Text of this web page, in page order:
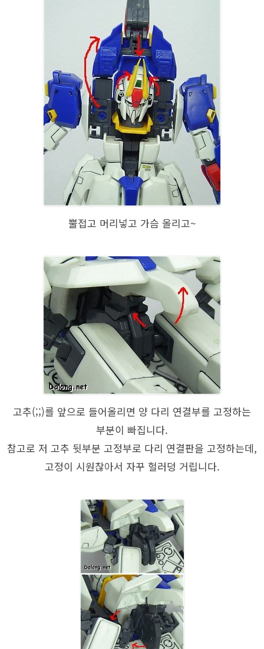
뿔접고 머리넣고 가슴 올리고~
고추(;;)를 앞으로 들어올리면 양 다리 연결부를 고정하는
부분이 빠집니다.
참고로 저 고추 뒷부분 고정부로 다리 연결판을 고정하는데,
고정이 시원찮아서 자꾸 헐러덩 거립니다.